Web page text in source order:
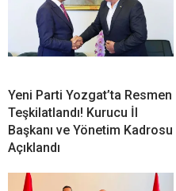
Yeni Parti Yozgat’ta Resmen
Teşkilatlandı! Kurucu İl
Başkanı ve Yönetim Kadrosu
Açıklandı